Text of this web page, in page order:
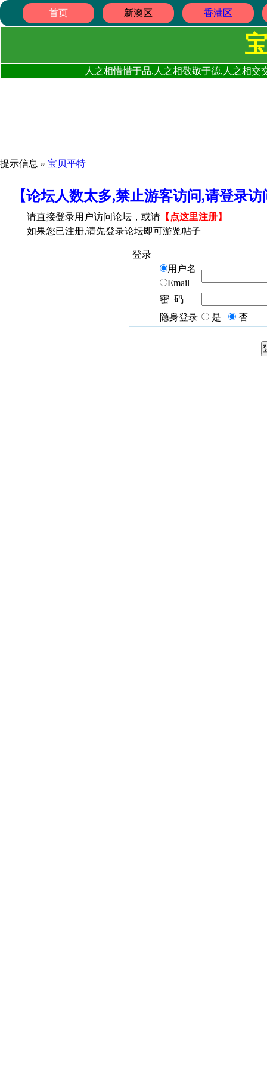
首页 新澳区 香港区
人之相惜惜于品,人之相敬敬于德,人之相
提示信息 » 宝贝平特
【论坛人数太多,禁止游客访问,请登录
请直接登录用户访问论坛，或请 【 点这里注册】
如果您已注册,请先登录论坛即可游览帖子
登录
用户名
Email
密 码
隐身登录
是 否